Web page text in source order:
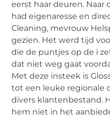
eerst haar deuren. Naar
had eigenaresse en
Cleaning, mevrouw
gezien. Het werd tijd
die de puntjes op de i
dat niet weg gaat
Met deze insteek is
tot een leuke regionale
divers klantenbestand.
hem niet in het